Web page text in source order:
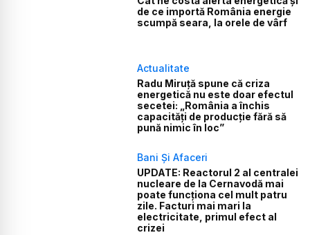
de ce importă România energie
scumpă seara, la orele de vârf
Actualitate
Radu Miruță spune că criza
energetică nu este doar efectul
secetei: „România a închis
capacități de producție fără să
pună nimic în loc”
Bani Și Afaceri
UPDATE: Reactorul 2 al centralei
nucleare de la Cernavodă mai
poate funcționa cel mult patru
zile. Facturi mai mari la
electricitate, primul efect al
crizei